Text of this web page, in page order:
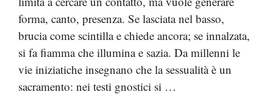
forma, canto, presenza. Se lasciata nel basso,
brucia come scintilla e chiede ancora; se innalzata,
si fa fiamma che illumina e sazia. Da millenni le
vie iniziatiche insegnano che la sessualità è un
sacramento: nei testi gnostici si …